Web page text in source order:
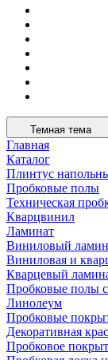
Темная тема
Главная
Каталог
Плинтус
Пробковые полы
Техническая
Кварцвинил
Ламинат
Виниловый
Виниловая и
Кварцевый
Пробковые полы
Линолеум
Пробковые
Декоративная
Пробковое